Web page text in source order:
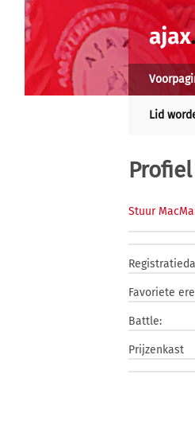
Lid
Stuur
Favoriete
Battle:
Prijzenkast